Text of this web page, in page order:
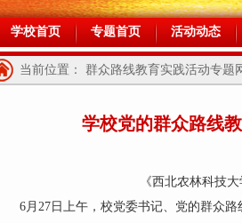
学校首页 专题首页 活动动态
当前位置： 群众路线教育实践活动专题
学校党的群众路线
《西北农林科技
6月27日上午，校党委书记、党的群众路